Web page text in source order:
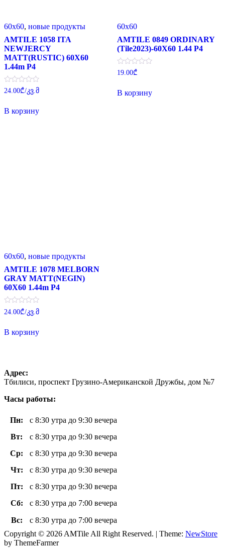
60x60, новые продукты
AMTILE 1058 ITA
NEWJERCY
MATT(RUSTIC) 60X60
1.44m P4
Оценка
0
5
24.00₾/კვ.მ
В корзину
60x60
AMTILE 0849 ORDINARY
(Tile2023)-60X60 1.44 P4
Оценка
0
5
19.00₾
В корзину
60x60, новые продукты
AMTILE 1078 MELBORN
GRAY MATT(NEGIN)
60X60 1.44m P4
Оценка
0
5
24.00₾/კვ.მ
В корзину
Адрес:
Тбилиси, проспект Грузино-Американской Дружбы, дом №7
Часы работы:
Пн:
с 8:30 утра до 9:30 вечера
Вт:
с 8:30 утра до 9:30 вечера
Ср:
с 8:30 утра до 9:30 вечера
Чт:
с 8:30 утра до 9:30 вечера
Пт:
с 8:30 утра до 9:30 вечера
Сб:
с 8:30 утра до 7:00 вечера
Вс:
с 8:30 утра до 7:00 вечера
Copyright © 2026 AMTile All Right Reserved.
Theme: NewStore
by ThemeFarmer